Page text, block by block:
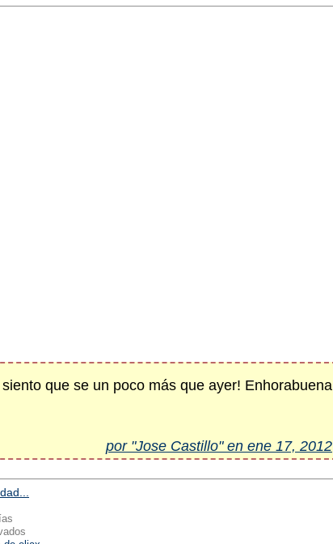
que se un poco más que ayer! Enhorabuena
por "Jose Castillo" en ene 17, 2012